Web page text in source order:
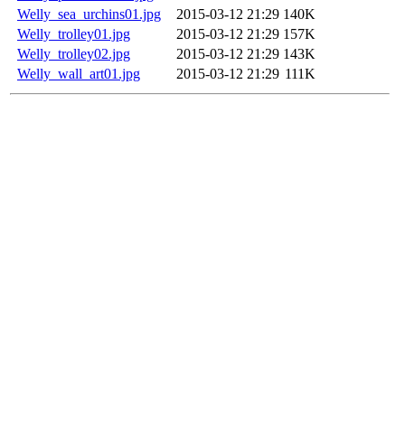
Welly_sea_urchins01.jpg
2015-03-12 21:29 140K
Welly_trolley01.jpg
2015-03-12 21:29 157K
Welly_trolley02.jpg
2015-03-12 21:29 143K
Welly_wall_art01.jpg
2015-03-12 21:29 111K